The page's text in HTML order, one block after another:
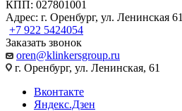
КПП: 027801001
Адрес: г. Оренбург, ул. Ленинская 61
+7 922 5424054
Заказать звонок
oren@klinkersgroup.ru
г. Оренбург, ул. Ленинская, 61
Вконтакте
Яндекс.Дзен